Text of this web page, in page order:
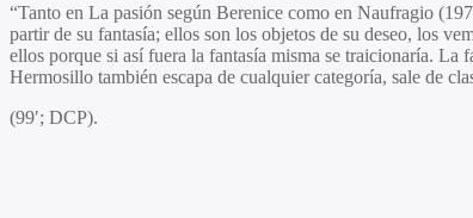
“Tanto en La pasión según Berenice como en Naufragio
partir de su fantasía; ellos son los objetos de su deseo, los
ellos porque si así fuera la fantasía misma se traicionaría. La
Hermosillo también escapa de cualquier categoría, sale de
(99′; DCP).